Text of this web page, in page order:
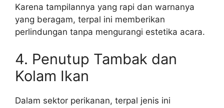
Karena tampilannya yang rapi dan warnanya
yang beragam, terpal ini memberikan
perlindungan tanpa mengurangi estetika acara.
4. Penutup Tambak dan
Kolam Ikan
Dalam sektor perikanan, terpal jenis ini